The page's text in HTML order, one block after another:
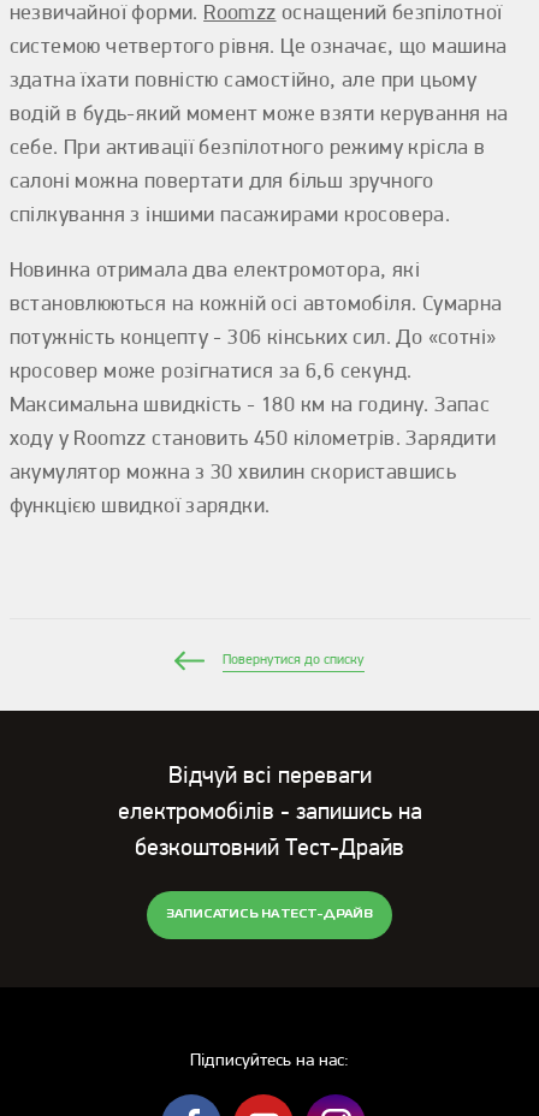
незвичайної форми. Roomzz оснащений безпілотної
системою четвертого рівня. Це означає, що машина
здатна їхати повністю самостійно, але при цьому
водій в будь-який момент може взяти керування на
себе. При активації безпілотного режиму крісла в
салоні можна повертати для більш зручного
спілкування з іншими пасажирами кросовера.
Новинка отримала два електромотора, які
встановлюються на кожній осі автомобіля. Сумарна
потужність концепту - 306 кінських сил. До «сотні»
кросовер може розігнатися за 6,6 секунд.
Максимальна швидкість - 180 км на годину. Запас
ходу у Roomzz становить 450 кілометрів. Зарядити
акумулятор можна з 30 хвилин скориставшись
функцією швидкої зарядки.
Повернутися до списку
Відчуй всі переваги
електромобілів - запишись на
безкоштовний Тест-Драйв
ЗАПИСАТИСЬ НА ТЕСТ-ДРАЙВ
Підписуйтесь на нас: